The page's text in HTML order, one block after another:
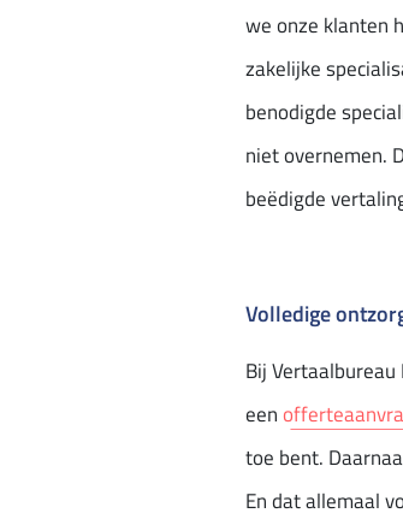
we onze klanten
zakelijke
benodigde
niet overnemen.
beëdigde
Volledige
Bij
een
toe bent.
En dat allemaal